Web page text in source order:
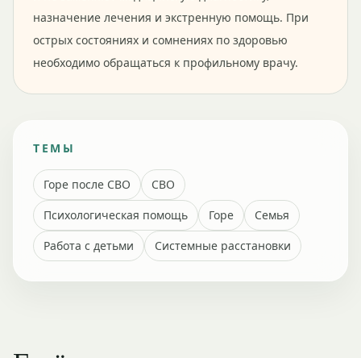
назначение лечения и экстренную помощь. При
острых состояниях и сомнениях по здоровью
необходимо обращаться к профильному врачу.
ТЕМЫ
Горе после СВО
СВО
Психологическая помощь
Горе
Семья
Работа с детьми
Системные расстановки